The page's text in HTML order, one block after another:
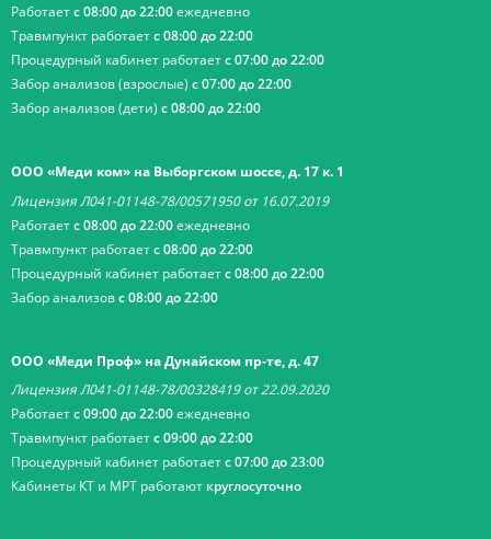
Работаетс 08:00 до 22:00ежедневно
Травмпункт работаетс 08:00 до 22:00
Процедурный кабинет работаетс 07:00 до 22:00
Забор анализов (взрослые) с 07:00 до 22:00
Забор анализов (дети) с 08:00 до 22:00
ООО «Меди ком» на Выборгском шоссе, д. 17 к. 1
Лицензия Л041-01148-78/00571950 от 16.07.2019
Работаетс 08:00 до 22:00ежедневно
Травмпункт работаетс 08:00 до 22:00
Процедурный кабинет работаетс 08:00 до 22:00
Забор анализовс 08:00 до 22:00
ООО «Меди Проф» на Дунайском пр-те, д. 47
Лицензия Л041-01148-78/00328419 от 22.09.2020
Работаетс 09:00 до 22:00ежедневно
Травмпункт работаетс 09:00 до 22:00
Процедурный кабинет работаетс 07:00 до 23:00
Кабинеты КТ и МРТ работают круглосуточно